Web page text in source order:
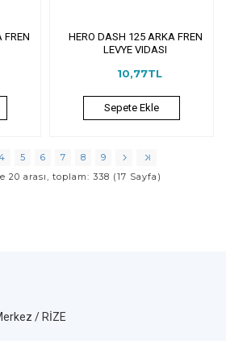
FREN
HERO DASH 125 ARKA FREN
LEVYE VIDASI
10,77TL
Sepete Ekle
5 6 7 8
9
20 arası, toplam: 338 (17 Sayfa)
/ RİZE